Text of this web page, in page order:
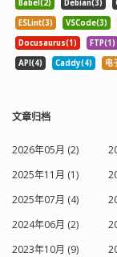
Babel(2)
Debian(3)
ESLint(3)
VSCode(3)
Docusaurus(1)
FTP(1)
API(4)
Caddy(4) 电
文章归档
2026年05月 (2)
2025年11月 (1)
2025年07月 (4)
2024年06月 (2)
2023年10月 (9)